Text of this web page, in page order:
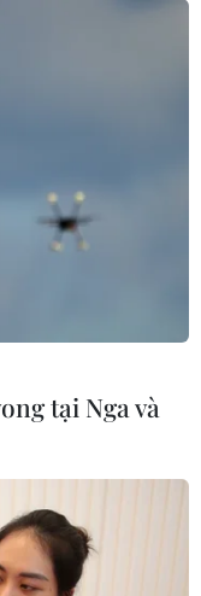
tại Nga và